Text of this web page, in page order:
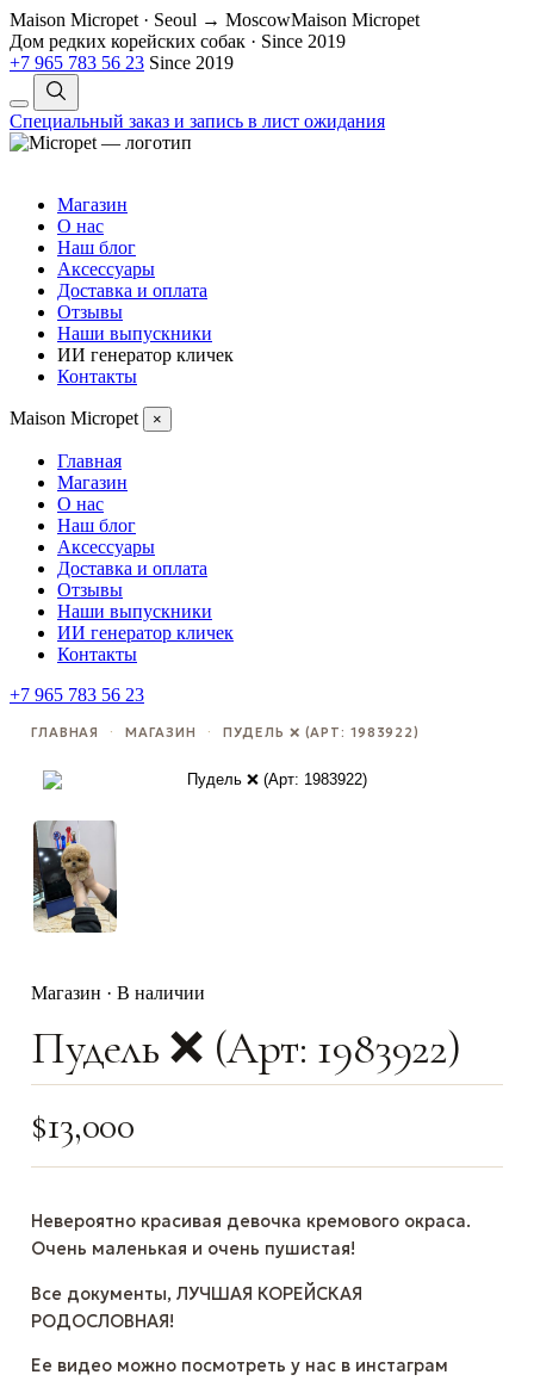
Maison Micropet · Seoul → MoscowMaison Micropet
Дом редких корейских собак · Since 2019
+7 965 783 56 23 Since 2019
Специальный заказ и запись в лист ожидания
Магазин
О нас
Наш блог
Аксессуары
Доставка и оплата
Отзывы
Наши выпускники
ИИ генератор кличек
Контакты
Maison Micropet ×
Главная
Магазин
О нас
Наш блог
Аксессуары
Доставка и оплата
Отзывы
Наши выпускники
ИИ генератор кличек
Контакты
+7 965 783 56 23
ГЛАВНАЯ · МАГАЗИН · ПУДЕЛЬ ❌️ (АРТ: 1983922)
Магазин · В наличии
Пудель ❌️ (Арт: 1983922)
$13,000
Невероятно красивая девочка кремового окраса.
Очень маленькая и очень пушистая!
Все документы, ЛУЧШАЯ КОРЕЙСКАЯ
РОДОСЛОВНАЯ!
Ее видео можно посмотреть у нас в инстаграм